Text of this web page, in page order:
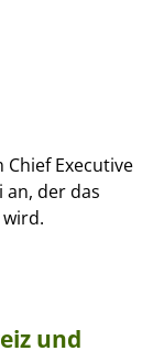
Chief Executive
der das
und